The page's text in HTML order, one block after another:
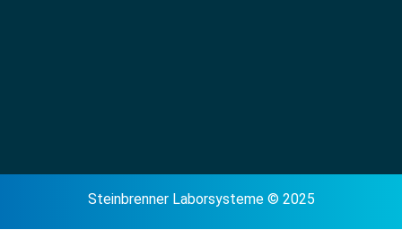
Steinbrenner Laborsysteme © 2025